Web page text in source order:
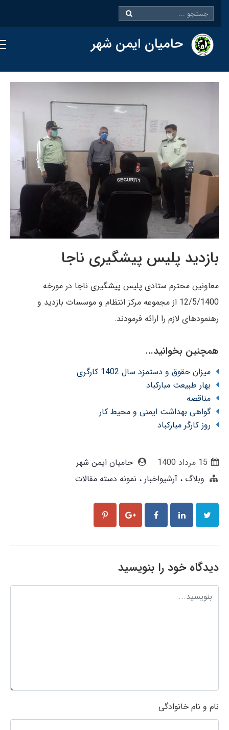
حامیان ایمن شهر
بازدید پلیس پیشگیری ناجا
معاونین محترم ستادی پلیس پیشگیری ناجا در مورخه
12/5/1400 از مجموعه مرکز انتظام و موسسات بازدید و
رهنمودهای لازم را ارائه فرمودند.
همچنین بخوانید...
میزان حقوق و دستمزد سال 1402 کارگری
بهار طبیعت مبارکباد
مناقصه
گواهی بهداشت ایمنی و محیط کار
روز کارگر مبارکباد
15 مرداد 1400
حامیان ایمن شهر
وبلاگ
آرشیواخبار نمونه دسته مقالات
دیدگاه خود را بنویسید
نام و نام خانوادگی